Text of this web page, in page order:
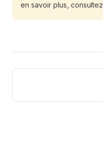
en savoir plus, consultez
Pager